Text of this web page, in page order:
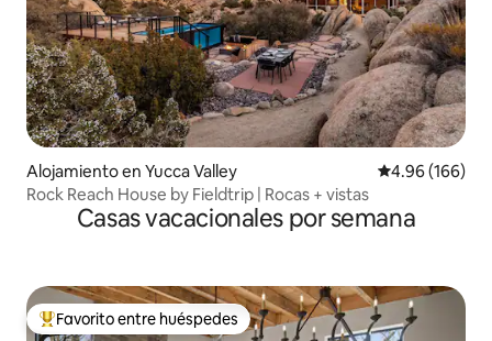
Alojamiento en Yucca Valley Calificación
4.96 (166)
Rock Reach House by Fieldtrip | Rocas + vistas
Casas vacacionales por semana
Favorito entre huéspedes preferido
Favorito entre huéspedes